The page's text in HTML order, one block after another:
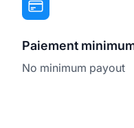
Paiement
No minimum payout